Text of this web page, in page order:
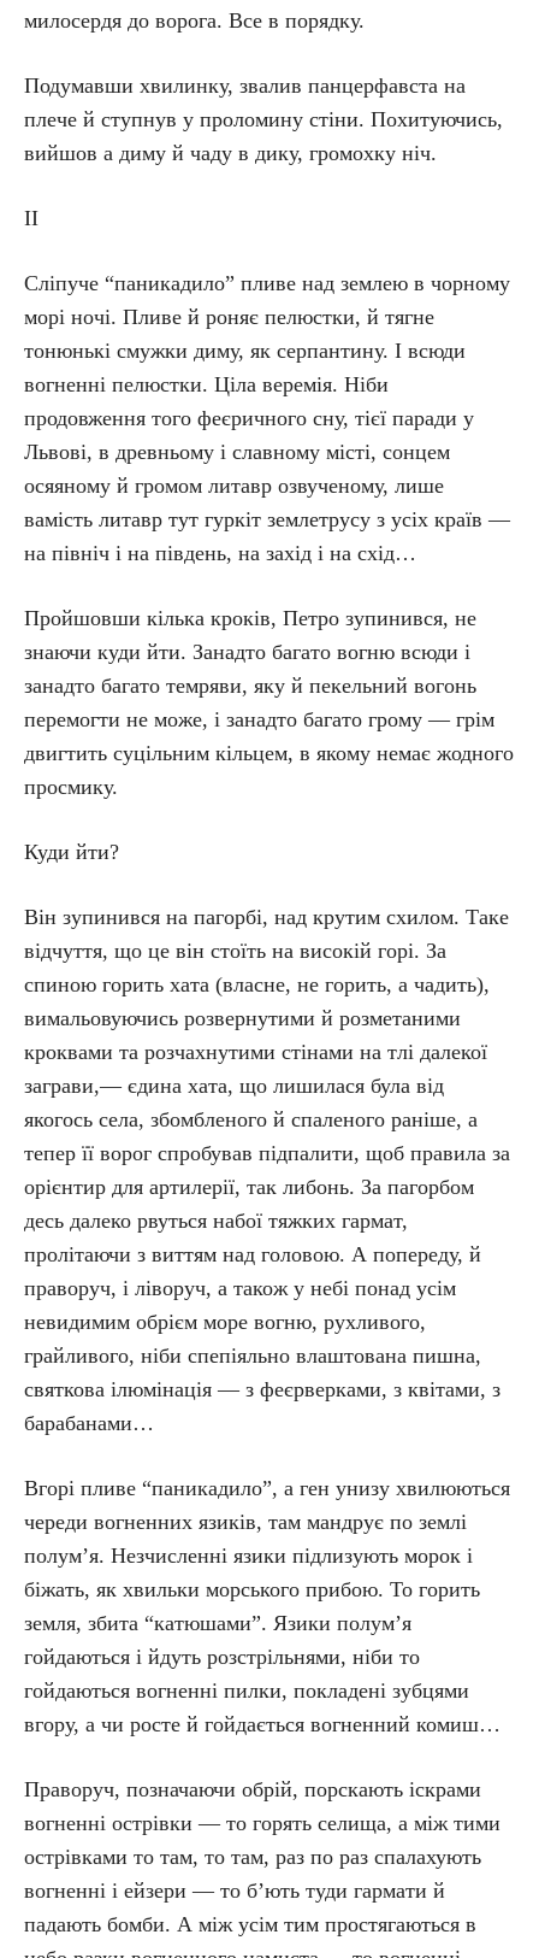
милосердя до ворога. Все в порядку.
Подумавши хвилинку, звалив панцерфавста на
плече й ступнув у проломину стіни. Похитуючись,
вийшов а диму й чаду в дику, громохку ніч.
II
Сліпуче “паникадило” пливе над землею в чорному
морі ночі. Пливе й роняє пелюстки, й тягне
тонюнькі смужки диму, як серпантину. І всюди
вогненні пелюстки. Ціла веремія. Ніби
продовження того феєричного сну, тієї паради у
Львові, в древньому і славному місті, сонцем
осяяному й громом литавр озвученому, лише
вамість литавр тут гуркіт землетрусу з усіх країв —
на північ і на південь, на захід і на схід…
Пройшовши кілька кроків, Петро зупинився, не
знаючи куди йти. Занадто багато вогню всюди і
занадто багато темряви, яку й пекельний вогонь
перемогти не може, і занадто багато грому — грім
двигтить суцільним кільцем, в якому немає жодного
просмику.
Куди йти?
Він зупинився на пагорбі, над крутим схилом. Таке
відчуття, що це він стоїть на високій горі. За
спиною горить хата (власне, не горить, а чадить),
вимальовуючись розвернутими й розметаними
кроквами та розчахнутими стінами на тлі далекої
заграви,— єдина хата, що лишилася була від
якогось села, збомбленого й спаленого раніше, а
тепер її ворог спробував підпалити, щоб правила за
орієнтир для артилерії, так либонь. За пагорбом
десь далеко рвуться набої тяжких гармат,
пролітаючи з виттям над головою. А попереду, й
праворуч, і ліворуч, а також у небі понад усім
невидимим обрієм море вогню, рухливого,
грайливого, ніби спепіяльно влаштована пишна,
святкова ілюмінація — з феєрверками, з квітами, з
барабанами…
Вгорі пливе “паникадило”, а ген унизу хвилюються
череди вогненних язиків, там мандрує по землі
полум’я. Незчисленні язики підлизують морок і
біжать, як хвильки морського прибою. То горить
земля, збита “катюшами”. Язики полум’я
гойдаються і йдуть розстрільнями, ніби то
гойдаються вогненні пилки, покладені зубцями
вгору, а чи росте й гойдається вогненний комиш…
Праворуч, позначаючи обрій, порскають іскрами
вогненні острівки — то горять селища, а між тими
острівками то там, то там, раз по раз спалахують
вогненні і ейзери — то б’ють туди гармати й
падають бомби. А між усім тим простягаються в